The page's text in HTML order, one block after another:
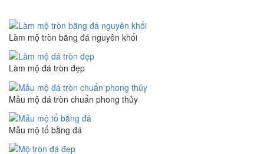
Làm mộ tròn bằng đá nguyên khối
Làm mộ đá tròn đẹp
Mẫu mộ đá tròn chuẩn phong thủy
Mẫu mộ tổ bằng đá